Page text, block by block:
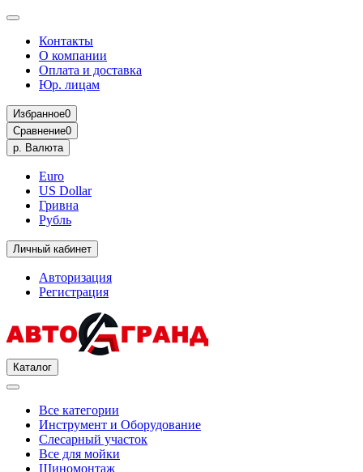
Контакты
О компании
Оплата и доставка
Юр. лицам
Избранное0
Сравнение0
р. Валюта
Euro
US Dollar
Гривна
Рубль
Личный кабинет
Авторизация
Регистрация
Каталог
Все категории
Инструмент и Оборудование
Слесарный участок
Все для мойки
Шиномонтаж